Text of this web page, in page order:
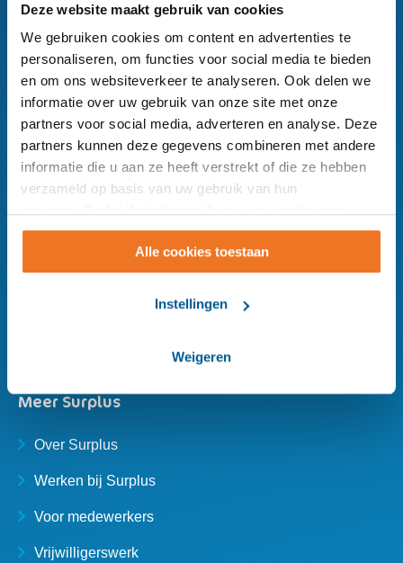
Deze website maakt gebruik van cookies
We gebruiken cookies om content en advertenties te
personaliseren, om functies voor social media te bieden
en om ons websiteverkeer te analyseren. Ook delen we
informatie over uw gebruik van onze site met onze
partners voor social media, adverteren en analyse. Deze
partners kunnen deze gegevens combineren met andere
informatie die u aan ze heeft verstrekt of die ze hebben
verzameld op basis van uw gebruik van hun
wijzigen.
Alle cookies toestaan
Instellingen
Weigeren
Surplus hoofdkantoor
076 - 208 28 00
Leuvenaarstraat 91,
Postbus 90103
Breda
Meer Surplus
Over Surplus
Werken bij Surplus
Voor medewerkers
Vrijwilligerswerk